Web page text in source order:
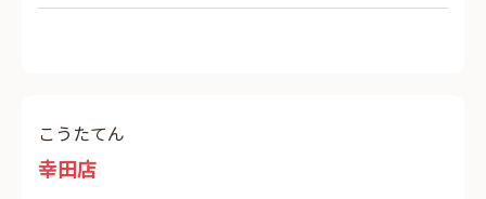
こうたてん
幸田店